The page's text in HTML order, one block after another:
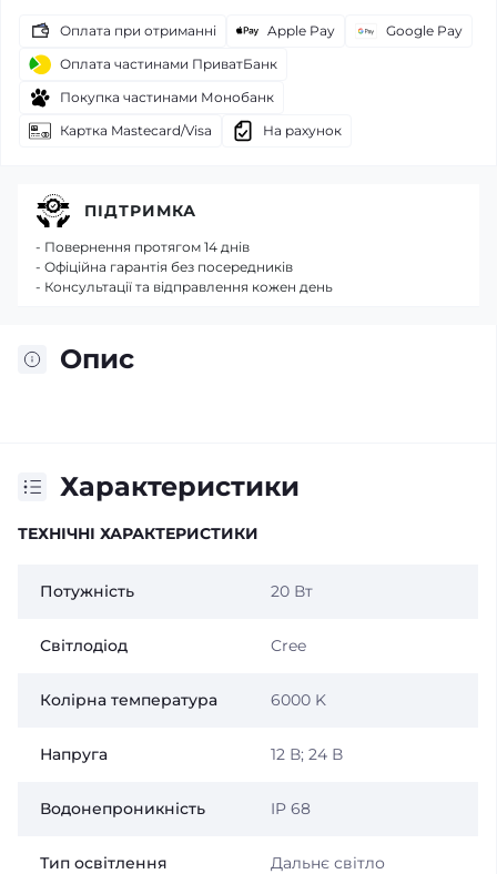
Оплата при отриманні Apple Pay
Google Pay
Оплата частинами ПриватБанк
Покупка частинами Монобанк
Картка Mastecard/Visa
На рахунок
Опис
Характеристики
ТЕХНІЧНІ ХАРАКТЕРИСТИКИ
Потужність 20 Вт
Світлодіод Cree
Колірна температура 6000 K
Напруга 12 В; 24 В
Водонепроникність IP 68
Тип освітлення Дальнє світло
ПІДТРИМКА
- Повернення протягом 14 днів
- Офіційна гарантія без посередників
- Консультації та відправлення кожен день